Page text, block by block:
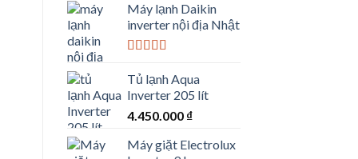
Máy lạnh Daikin
inverter nội địa Nhật
hạng5.005
sao
Tủ lạnh Aqua
Inverter 205 lít
4.450.000 ₫
Máy giặt Electrolux